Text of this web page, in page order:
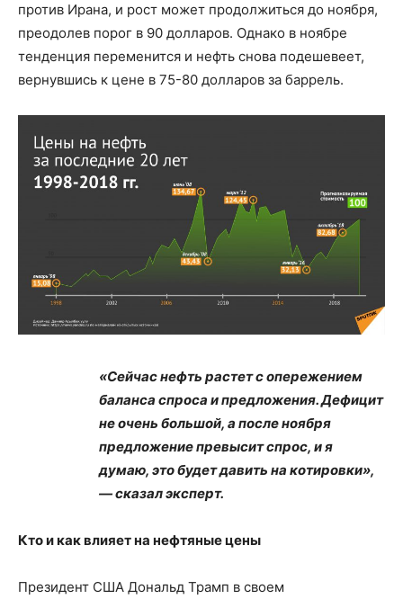
против Ирана, и рост может продолжиться до ноября,
преодолев порог в 90 долларов. Однако в ноябре
тенденция переменится и нефть снова подешевеет,
вернувшись к цене в 75-80 долларов за баррель.
«Сейчас нефть растет с опережением
баланса спроса и предложения. Дефицит
не очень большой, а после ноября
предложение превысит спрос, и я
думаю, это будет давить на котировки»,
— сказал эксперт.
Кто и как влияет на нефтяные цены
Президент США Дональд Трамп в своем